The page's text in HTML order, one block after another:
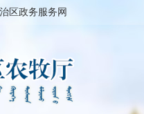
区政务服务网